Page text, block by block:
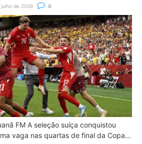
de 2026 0
FM A seleção suíça conquistou
vaga nas quartas de final da Copa...